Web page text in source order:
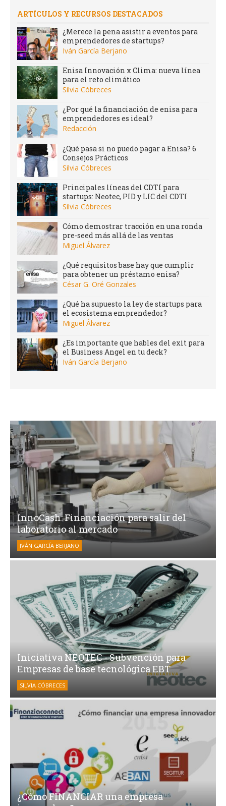
ARTÍCULOS Y RECURSOS DESTACADOS
¿Merece la pena asistir a eventos para
emprendedores de startups?
Iván García Berjano
Enisa Innovación x Clima: nueva línea
para el reto climático
Silvia Cóbreces
¿Por qué la financiación de enisa para
emprendedores es ideal?
Redacción
¿Qué pasa si no puedo pagar a Enisa? 6
Consejos Prácticos
Silvia Cóbreces
Principales líneas del CDTI para
startups: Neotec, PID y LIC del CDTI
Silvia Cóbreces
Cómo demostrar tracción en una ronda
pre-seed más allá de las ventas
Miguel Álvarez
¿Qué requisitos base hay que cumplir
para obtener un préstamo enisa?
César G. Oré Gonzales
¿Qué ha supuesto la ley de startups para
el ecosistema emprendedor?
Miguel Álvarez
¿Es importante que hables del exit para
el Business Angel en tu deck?
Iván García Berjano
InnoCash: Financiación para salir del
laboratorio al mercado
IVÁN GARCÍA BERJANO
Iniciativa NEOTEC - Subvención para
Empresas de base tecnológica EBT
SILVIA CÓBRECES
¿Cómo FINANCIAR una empresa